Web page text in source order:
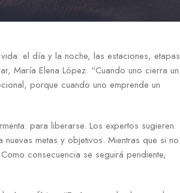
el día y la noche, las estaciones, etapas
María Elena López. “Cuando uno cierra un
porque cuando uno emprende un
para liberarse. Los expertos sugieren
metas y objetivos. Mientras que si no
consecuencia se seguirá pendiente,